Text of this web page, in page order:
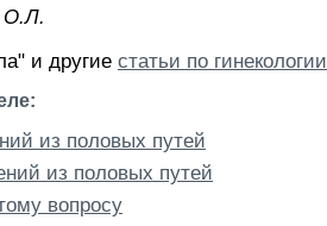
O.Л.
и другие статьи по гинекологии
из половых путей
из половых путей
вопросу